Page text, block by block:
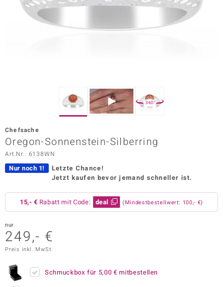
Edition
Vogue
Paraíso
360°
Chefsache
Oregon-Sonnenstein-Silberring
Art.Nr.: 6138WN
Nur noch 1!
Letzte Chance!
Jetzt kaufen bevor jemand schneller ist.
15,- € Rabatt mit Code: deal (Mindestbestellwert: 100,- €)
nur
249,- €
Preis inkl. MwSt.
Schmuckbox für 5,00 € mitbestellen